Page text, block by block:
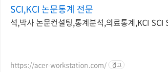
SCI,KCI 논문통계 전문
석,박사 논문컨설팅,통계분석,의료통계,KCI SCI
https://acer-workstation.com/ 광고